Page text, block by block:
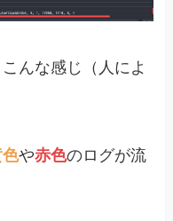
んな感じ（人によ
や赤色のログが流